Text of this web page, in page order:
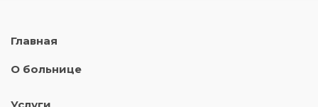
Главная
О больнице